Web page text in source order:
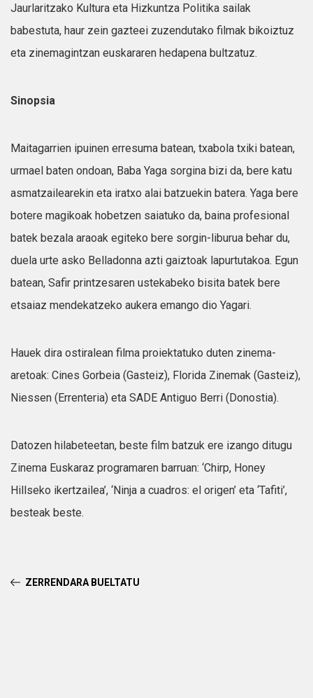
Jaurlaritzako Kultura eta Hizkuntza Politika sailak
babestuta, haur zein gazteei zuzendutako filmak bikoiztuz
eta zinemagintzan euskararen hedapena bultzatuz.
Sinopsia
Maitagarrien ipuinen erresuma batean, txabola txiki batean,
urmael baten ondoan, Baba Yaga sorgina bizi da, bere katu
asmatzailearekin eta iratxo alai batzuekin batera. Yaga bere
botere magikoak hobetzen saiatuko da, baina profesional
batek bezala araoak egiteko bere sorgin-liburua behar du,
duela urte asko Belladonna azti gaiztoak lapurtutakoa. Egun
batean, Safir printzesaren ustekabeko bisita batek bere
etsaiaz mendekatzeko aukera emango dio Yagari.
Hauek dira ostiralean filma proiektatuko duten zinema-
aretoak: Cines Gorbeia (Gasteiz), Florida Zinemak (Gasteiz),
Niessen (Errenteria) eta SADE Antiguo Berri (Donostia).
Datozen hilabeteetan, beste film batzuk ere izango ditugu
Zinema Euskaraz programaren barruan: ‘Chirp, Honey
Hillseko ikertzailea’, ‘Ninja a cuadros: el origen’ eta ‘Tafiti’,
besteak beste.
ZERRENDARA BUELTATU